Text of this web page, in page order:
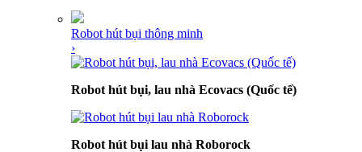
Robot hút bụi thông minh
›
Robot hút bụi, lau nhà Ecovacs (Quốc tế)
Robot hút bụi lau nhà Roborock